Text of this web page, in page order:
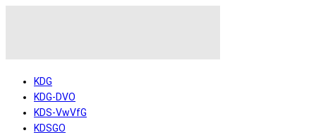
KDG
KDG-DVO
KDS-VwVfG
KDSGO